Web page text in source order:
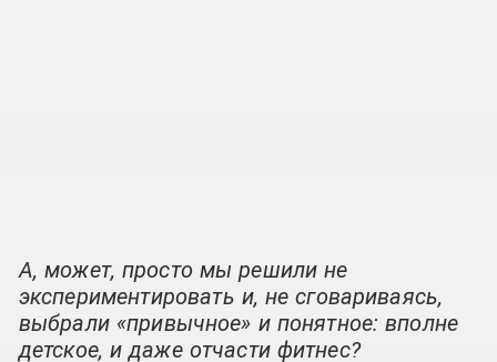
А, может, просто мы решили не
экспериментировать и, не сговариваясь,
выбрали «привычное» и понятное: вполне
детское, и даже отчасти фитнес?